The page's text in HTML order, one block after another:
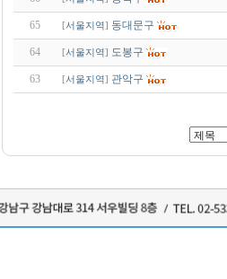
65 [서울지역] 동대문구
64 [서울지역] 도봉구
63 [서울지역] 관악구